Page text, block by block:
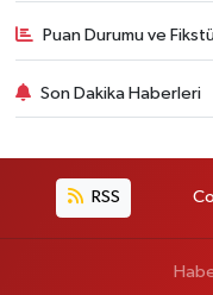
Puan Durumu ve
Son Dakika Haberleri
RSS